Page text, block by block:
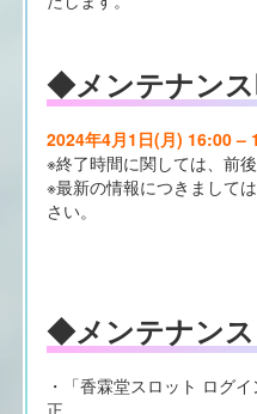
◆メンテナン
2024年4月1日(月) 16:00 –
※終了時間に関しては、前
※最新の情報につきまして
さい。
◆メンテナン
・「香霖堂スロット ログ